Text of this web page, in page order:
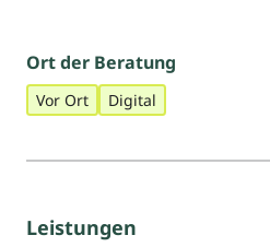
Ort der Beratung
Vor Ort Digital
Leistungen